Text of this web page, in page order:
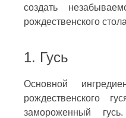
создать
рождественского
1. Гусь
Основной
рождественского
замороженный